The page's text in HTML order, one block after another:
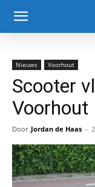
Nieuws Voorhout
Scooter
Voorhout
Door Jordan de Haas -